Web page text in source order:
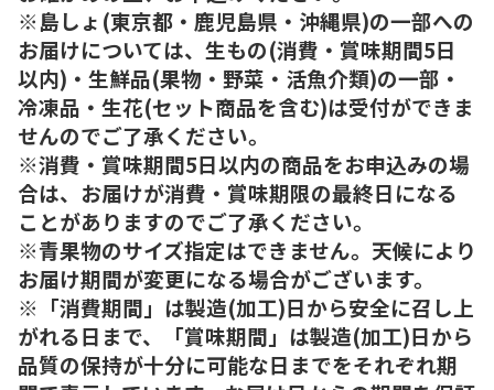
※島しょ(東京都・鹿児島県・沖縄県)の一部への
お届けについては、生もの(消費・賞味期間5日
以内)・生鮮品(果物・野菜・活魚介類)の一部・
冷凍品・生花(セット商品を含む)は受付ができま
せんのでご了承ください。
※消費・賞味期間5日以内の商品をお申込みの場
合は、お届けが消費・賞味期限の最終日になる
ことがありますのでご了承ください。
※青果物のサイズ指定はできません。天候により
お届け期間が変更になる場合がございます。
※「消費期間」は製造(加工)日から安全に召し上
がれる日まで、「賞味期間」は製造(加工)日から
品質の保持が十分に可能な日までをそれぞれ期